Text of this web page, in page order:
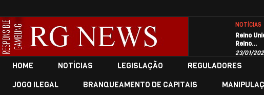
NOTÍCIAS
Reino
Reino…
23/01/
HOME NOTÍCIAS LEGISLAÇÃO REGULADORES
JOGO ILEGAL
BRANQUEAMENTO DE CAPITAIS